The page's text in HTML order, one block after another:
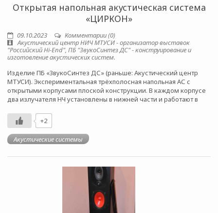
Открытая напольная акустическая система
«ЦИРКОН»
09.10.2023
Комментарии (0)
Акустический центр НИЧ МТУСИ - организатор выставок
"Российский Hi-End", ПБ "ЗвукоСинтез ДС" - конструирование и
изготовление акустических систем.
Изделие ПБ «ЗвукоСинтез ДС» (раньше: Акустический центр
МТУСИ). Экспериментальная трёхполосная напольная АС с
открытыми корпусами плоской конструкции. В каждом корпусе
два излучателя НЧ установлены в нижней части и работают в
+2
Акустические системы